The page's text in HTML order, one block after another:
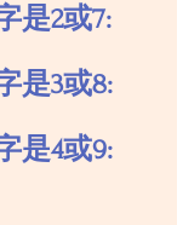
是2或7:
是3或8:
是4或9: